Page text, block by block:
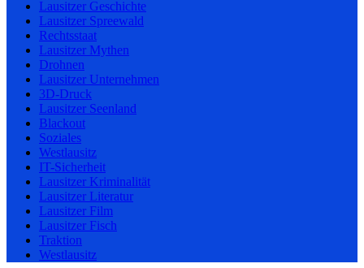
Lausitzer Geschichte
Lausitzer Spreewald
Rechtsstaat
Lausitzer Mythen
Drohnen
Lausitzer Unternehmen
3D-Druck
Lausitzer Seenland
Blackout
Soziales
Westlausitz
IT-Sicherheit
Lausitzer Kriminalität
Lausitzer Literatur
Lausitzer Film
Lausitzer Fisch
Traktion
Westlausitz